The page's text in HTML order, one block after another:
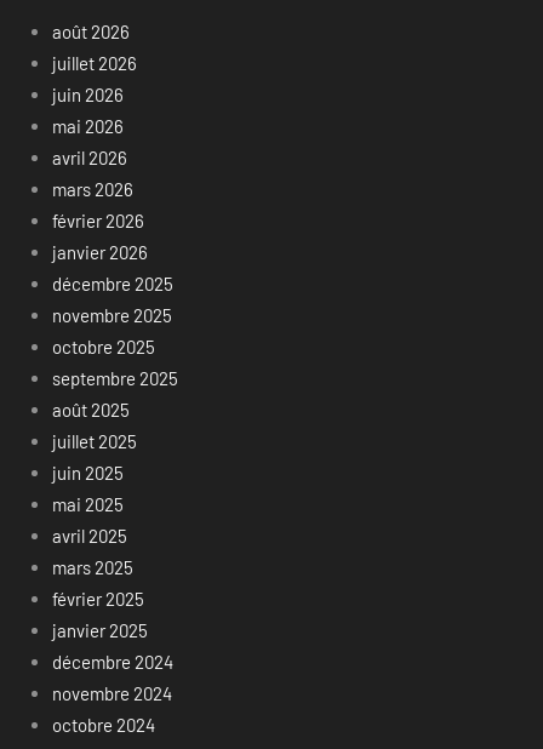
août 2026
juillet 2026
juin 2026
mai 2026
avril 2026
mars 2026
février 2026
janvier 2026
décembre 2025
novembre 2025
octobre 2025
septembre 2025
août 2025
juillet 2025
juin 2025
mai 2025
avril 2025
mars 2025
février 2025
janvier 2025
décembre 2024
novembre 2024
octobre 2024